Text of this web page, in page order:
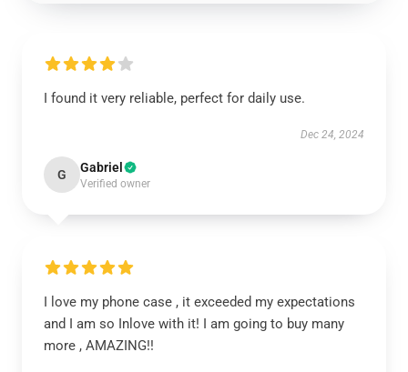
I found it very reliable, perfect for daily use.
Dec 24, 2024
G Gabriel
Verified owner
I love my phone case , it exceeded my expectations
and I am so Inlove with it! I am going to buy many
more , AMAZING!!